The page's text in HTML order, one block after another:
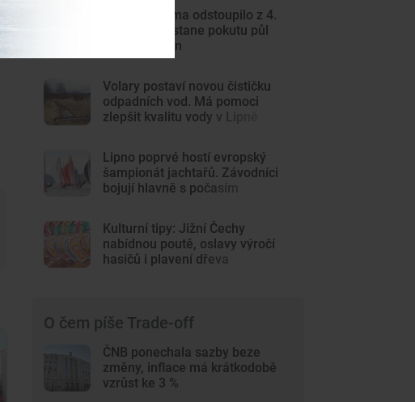
Béčko Dynama odstoupilo z 4.
ligy. Klub dostane pokutu půl
milionu korun
Volary postaví novou čističku
odpadních vod. Má pomoci
zlepšit kvalitu vody v Lipně
Lipno poprvé hostí evropský
šampionát jachtařů. Závodníci
bojují hlavně s počasím
Kulturní tipy: Jižní Čechy
nabídnou poutě, oslavy výročí
hasičů i plavení dřeva
O čem píše Trade-off
ČNB ponechala sazby beze
změny, inflace má krátkodobě
vzrůst ke 3 %